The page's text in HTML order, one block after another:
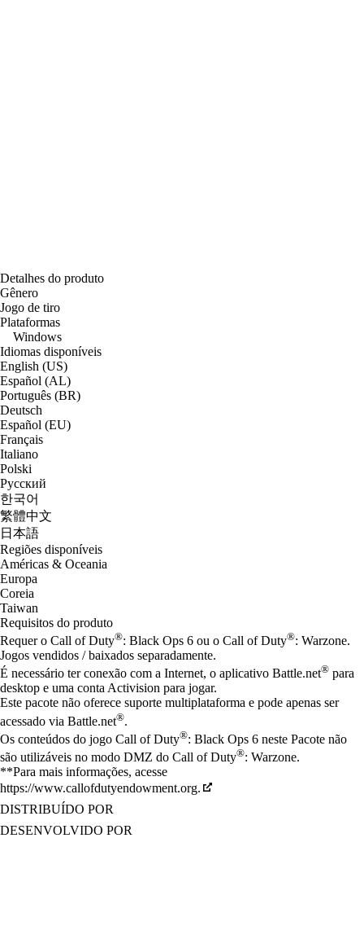
Detalhes do produto
Gênero
Jogo de tiro
Plataformas
Windows
Idiomas disponíveis
English (US)
Español (AL)
Português (BR)
Deutsch
Español (EU)
Français
Italiano
Polski
Русский
한국어
繁體中文
日本語
Regiões disponíveis
Américas & Oceania
Europa
Coreia
Taiwan
Requisitos do produto
Requer o Call of Duty®: Black Ops 6 ou o Call of Duty®: Warzone.
Jogos vendidos / baixados separadamente.
É necessário ter conexão com a Internet, o aplicativo Battle.net® para
desktop e uma conta Activision para jogar.
Este pacote não oferece suporte multiplataforma e pode apenas ser
acessado via Battle.net®.
Os conteúdos do jogo Call of Duty®: Black Ops 6 neste Pacote não
são utilizáveis no modo DMZ do Call of Duty®: Warzone.
**Para mais informações, acesse
https://www.callofdutyendowment.org.
DISTRIBUÍDO POR
DESENVOLVIDO POR